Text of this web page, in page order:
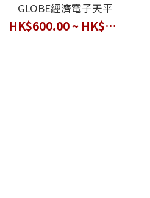
GLOBE經濟電子天平
HK$600.00 ~ HK$1,000.00